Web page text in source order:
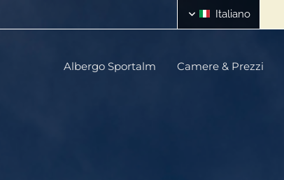
Italiano
Albergo Sportalm Camere & Prezzi